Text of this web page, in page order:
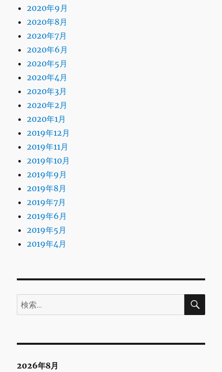
2020年9月
2020年8月
2020年7月
2020年6月
2020年5月
2020年4月
2020年3月
2020年2月
2020年1月
2019年12月
2019年11月
2019年10月
2019年9月
2019年8月
2019年7月
2019年6月
2019年5月
2019年4月
検
索:
検
2026年8月